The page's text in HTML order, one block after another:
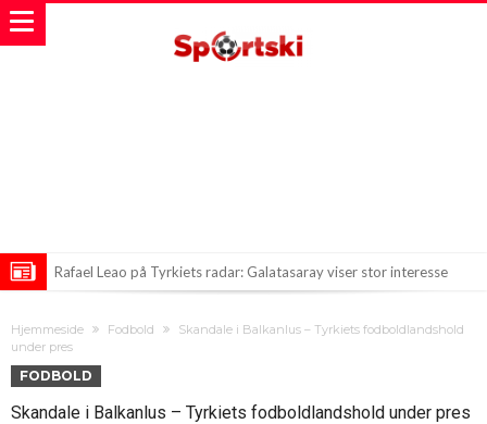
Rafael Leao på Tyrkiets radar: Galatasaray viser stor interesse
invitation!
Historisk Sommer i Tyrkiet: Galatasaray på Rov efter Et Fantastisk
Transfer
Hjemmeside Fodbold
Skandale i Balkanlus – Tyrkiets fodboldlandshold
under pres
FODBOLD
Skandale i Balkanlus – Tyrkiets fodboldlandshold under pres